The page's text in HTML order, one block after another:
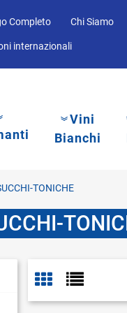
Completo Chi Siamo
internazionali
Vini
Bianchi
TONICHE
gli altri filtri disponibili.